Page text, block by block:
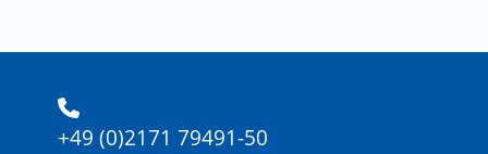
+49 (0)2171 79491-50